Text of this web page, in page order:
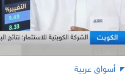
أسواق عربية